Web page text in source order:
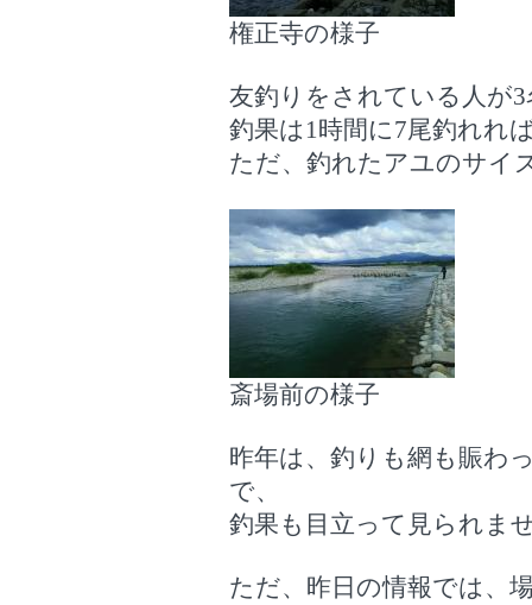
権正寺の様子
友釣りをされている人が
釣果は1時間に7尾釣れれ
ただ、釣れたアユのサイ
斎場前の様子
昨年は、釣りも網も賑わ
で、
釣果も目立って見られま
ただ、昨日の情報では、